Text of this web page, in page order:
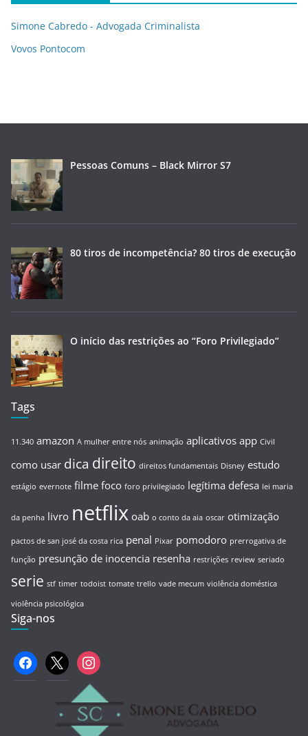
v
o
Simone Cabredo - Advogada Criminalista
Vovos Pontocom
Pessoas Comuns – Black Mirror S7
80 tiros de incompetência? 80 tiros de execução
O início das restrições ao “Foro Privilegiado”
Tags
11.340 amazon A mulher entre nós animação aplicativosapp Civil
como usar dica direito direitos fundamentais Disney estudo
estágio evernote filmefoco foro privilegiado legítima defesa lei maria
da penha livro netflixoab o conto da aia oscar otimização
pactos de san josé da costa rica penal Pixar pomodoro prerrogativa de
função presunção de inocencia resenha restrições review seriado
serie stf timer todoist tomate trello vade mecum violência doméstica
violência psicológica
Siga-nos
facebook
x instagram